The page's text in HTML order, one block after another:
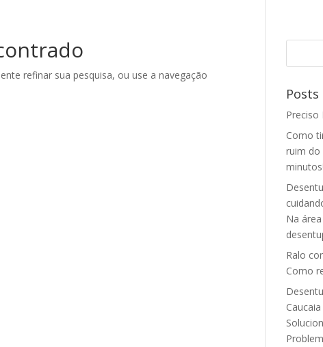
refinar sua pesquisa, ou use a navegação
Preciso
Como
ruim do
minutos!
Na
Ralo
Como